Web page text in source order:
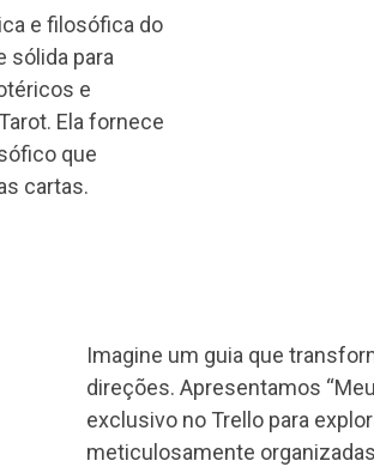
e filosófica do
sólida para
e
Ela fornece
que
cartas.
Imagine um guia que
direções. Apresentamos
exclusivo no Trello para
meticulosamente